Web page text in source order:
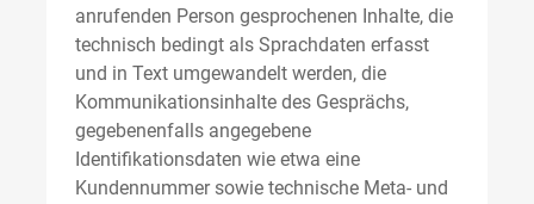
anrufenden Person gesprochenen Inhalte, die
technisch bedingt als Sprachdaten erfasst
und in Text umgewandelt werden, die
Kommunikationsinhalte des Gesprächs,
gegebenenfalls angegebene
Identifikationsdaten wie etwa eine
Kundennummer sowie technische Meta- und